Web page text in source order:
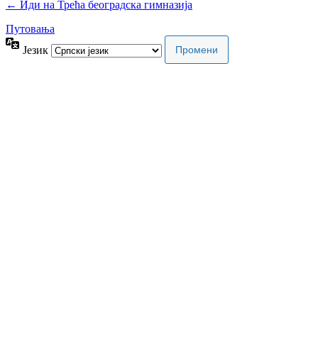
← Иди на Трећа београдска гимназија
Путовања
Језик